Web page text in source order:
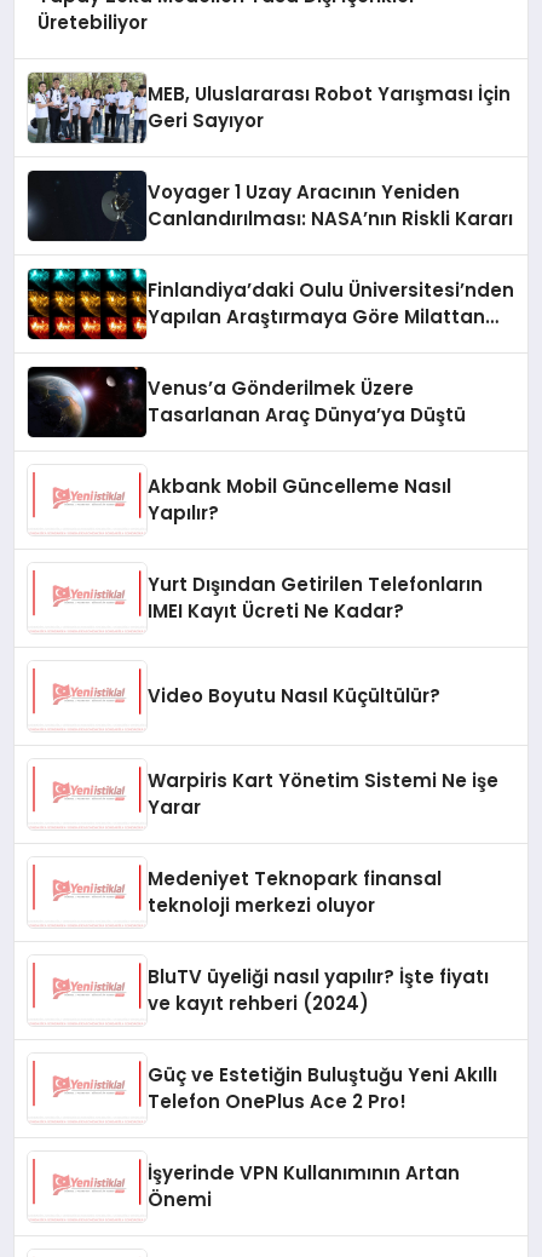
Üretebiliyor
MEB, Uluslararası Robot Yarışması İçin
Geri Sayıyor
Voyager 1 Uzay Aracının Yeniden
Canlandırılması: NASA’nın Riskli Kararı
Finlandiya’daki Oulu Üniversitesi’nden
Yapılan Araştırmaya Göre Milattan
Venus’a Gönderilmek Üzere
Tasarlanan Araç Dünya’ya Düştü
Akbank Mobil Güncelleme Nasıl
Yapılır?
Yurt Dışından Getirilen Telefonların
IMEI Kayıt Ücreti Ne Kadar?
Video Boyutu Nasıl Küçültülür?
Warpiris Kart Yönetim Sistemi Ne işe
Yarar
Medeniyet Teknopark finansal
teknoloji merkezi oluyor
BluTV üyeliği nasıl yapılır? İşte fiyatı
ve kayıt rehberi (2024)
Güç ve Estetiğin Buluştuğu Yeni Akıllı
Telefon OnePlus Ace 2 Pro!
İşyerinde VPN Kullanımının Artan
Önemi